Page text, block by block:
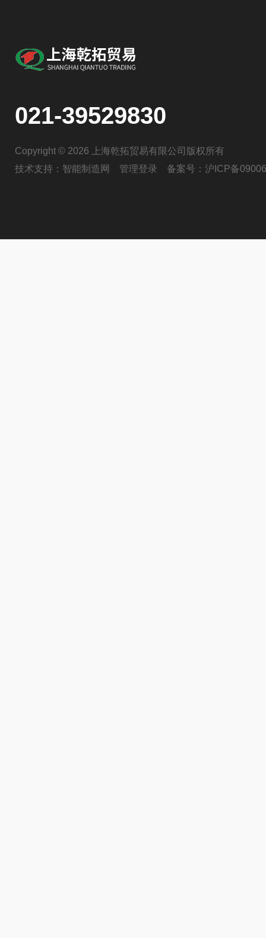
021-39529830
Copyright © 2026 上海乾拓贸易有限公司版权所有
技术支持： 智能制造网 管理登录 备案号： 沪ICP备